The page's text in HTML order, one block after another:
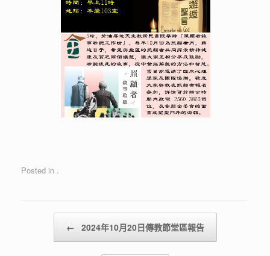
Posted in .
Post navigation
← 2024年10月20日傳教節堂區報告